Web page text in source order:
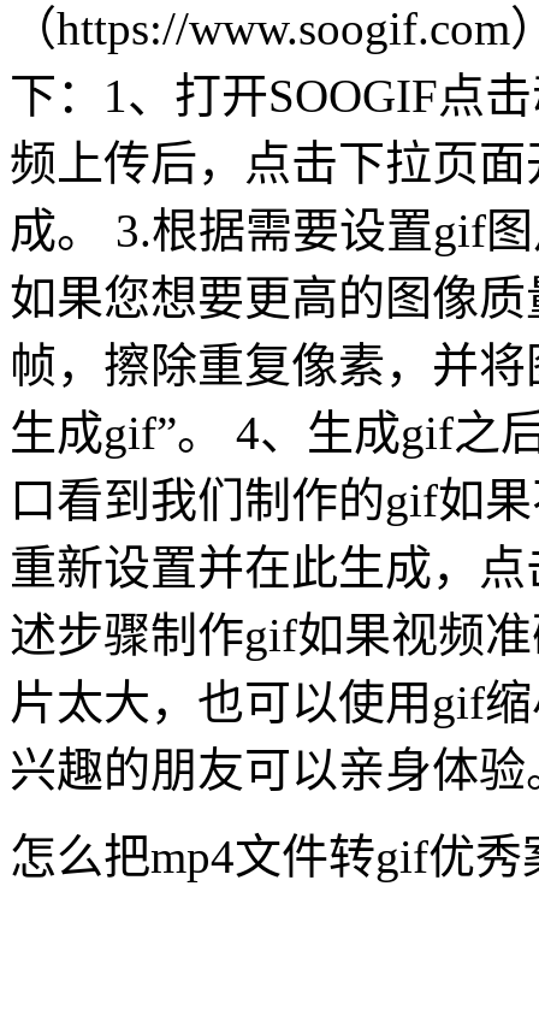
（https://
下：1、打开SOOGIF点
频上传后，点击下拉页
成。 3.根据需要设置gif
如果您想要更高的图像
帧，擦除重复像素，并
生成gif”。 4、生成gif之
口看到我们制作的gif如
重新设置并在此生成，
述步骤制作gif如果视频
片太大，也可以使用gif
兴趣的朋友可以亲身体验
怎么把mp4文件转gif优秀